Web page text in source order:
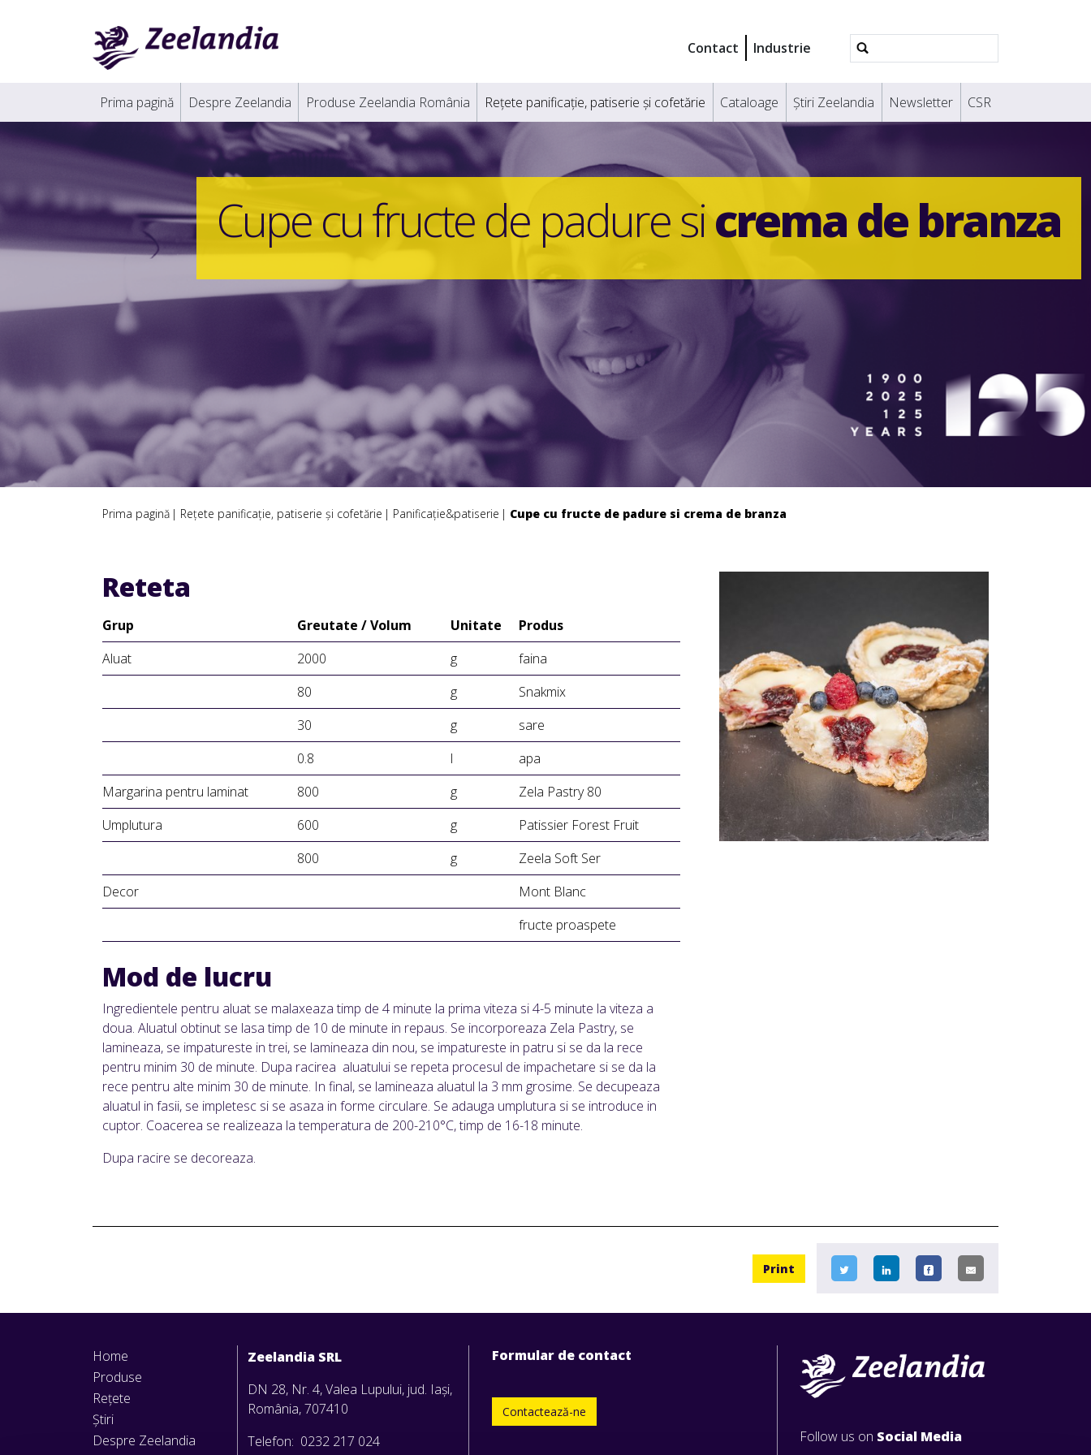
Contact Industrie
Căutare
avansată
Prima pagină Despre Zeelandia Produse Zeelandia România Rețete panificație, patiserie și cofetărie Cataloage Știri Zeelandia Newsletter CSR
Cupe cu fructe de padure sicrema de branza
Prima pagină Rețete panificație, patiserie și cofetărie Panificație&patiserie Cupe cu fructe de padure si crema de branza
Reteta
Grup Greutate / Volum Unitate
Produs
Aluat
2000 g
faina
80
g
Snakmix
30
g
sare
0.8
l
apa
Margarina pentru laminat
800 g
Zela Pastry 80
Umplutura
600 g
Patissier Forest Fruit
800
g
Zeela Soft Ser
Decor
Mont Blanc
fructe proaspete
Mod de lucru
Ingredientele pentru aluat se malaxeaza timp de 4 minute la prima viteza si 4-5 minute la viteza a
doua. Aluatul obtinut se lasa timp de 10 de minute in repaus. Se incorporeaza Zela Pastry, se
lamineaza, se impatureste in trei, se lamineaza din nou, se impatureste in patru si se da la rece
pentru minim 30 de minute. Dupa racirea aluatului se repeta procesul de impachetare si se da la
rece pentru alte minim 30 de minute. In final, se lamineaza aluatul la 3 mm grosime. Se decupeaza
aluatul in fasii, se impletesc si se asaza in forme circulare. Se adauga umplutura si se introduce in
cuptor. Coacerea se realizeaza la temperatura de 200-210°C, timp de 16-18 minute.
Dupa racire se decoreaza.
Print
Home
Produse
Rețete
Știri
Despre Zeelandia
Zeelandia SRL
DN 28, Nr. 4, Valea Lupului, jud. Iași,
România, 707410
Telefon: 0232 217 024
Formular de contact
Contactează-ne
Follow us on Social Media